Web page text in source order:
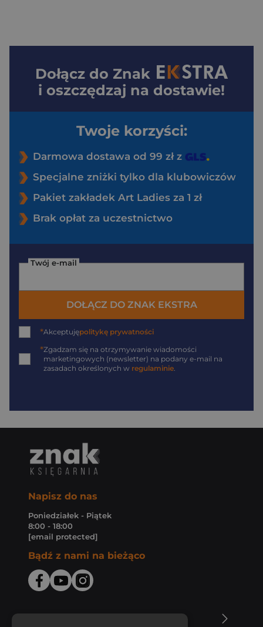
Dołącz do Znak
i oszczędzaj na dostawie!
Twoje korzyści:
Darmowa dostawa od 99 zł z
Specjalne zniżki tylko dla klubowiczów
Pakiet zakładek Art Ladies za 1 zł
Brak opłat za uczestnictwo
Twój e-mail
DOŁĄCZ DO ZNAK EKSTRA
*Akceptujępolitykę prywatności
*Zgadzam się na otrzymywanie wiadomości
marketingowych (newsletter) na podany e-mail na
zasadach określonych w regulaminie.
Napisz do nas
Poniedziałek - Piątek
8:00 - 18:00
[email protected]
Bądź z nami na bieżąco